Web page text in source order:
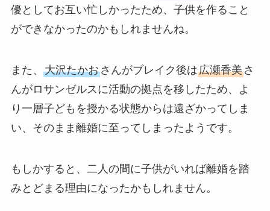
優としてお互い忙しかったため、子供を作ること
ができなかったのかもしれませんね。
また、 大沢たかおさんがブレイク後は広瀬香美さ
んがロサンゼルスに活動の拠点を移したため、よ
り一層子どもを授かる状態からは遠ざかってしま
い、そのまま離婚に至ってしまったようです。
もしかすると、二人の間に子供がいれば離婚を踏
みとどまる理由になったかもしれません。